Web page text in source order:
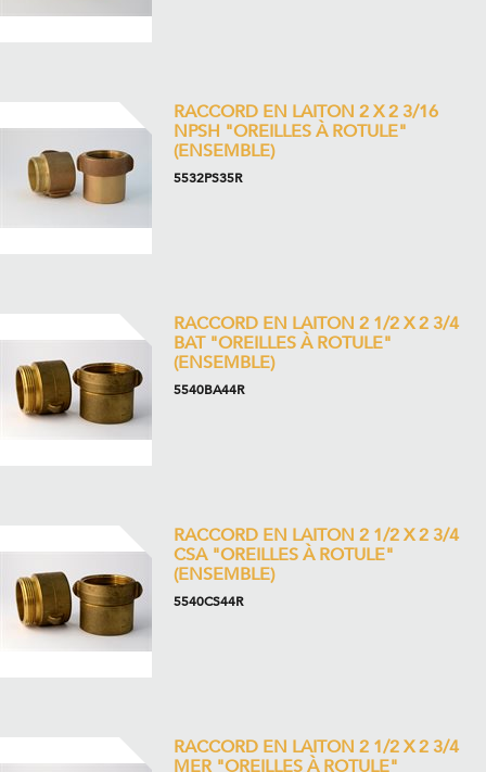
RACCORD EN LAITON 2 X 2 3/16
NPSH "OREILLES À ROTULE"
(ENSEMBLE)
5532PS35R
RACCORD EN LAITON 2 1/2 X 2 3/4
BAT "OREILLES À ROTULE"
(ENSEMBLE)
5540BA44R
RACCORD EN LAITON 2 1/2 X 2 3/4
CSA "OREILLES À ROTULE"
(ENSEMBLE)
5540CS44R
RACCORD EN LAITON 2 1/2 X 2 3/4
MER "OREILLES À ROTULE"